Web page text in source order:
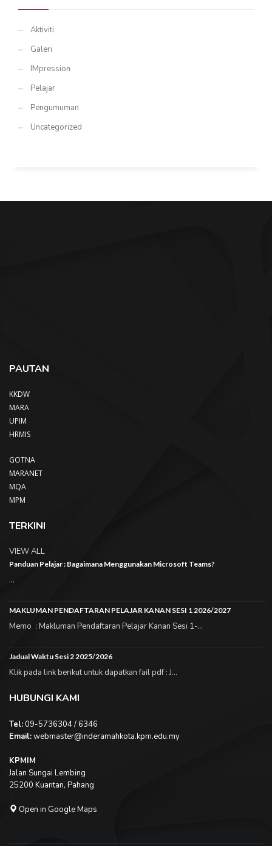
Aktiviti
Galeri
IMpression
Pelajar
Pengumuman
Uncategorized
PAUTAN
KKDW
MARA
UPIM
HRMIS
GOTNA
MARANET
MQA
MPM
TERKINI
VIEW ALL
Panduan Pelajar : Bagaimana Menggunakan Microsoft Teams?
...
MAKLUMAN PENDAFTARAN PELAJAR KANAN SESI 1 2026/2027
Memo : Makluman Pendaftaran Pelajar Kanan Sesi 1-...
Jadual Waktu Sesi 2 2025/2026
Klik pada link berikut untuk dapatkan fail pdf : J...
HUBUNGI KAMI
Tel:09-5736304 / 6346
Email:webmaster@inderamahkota.kpm.edu.my
KPMIM
Jalan Sungai Lembing
25200 Kuantan, Pahang
Open in Google Maps